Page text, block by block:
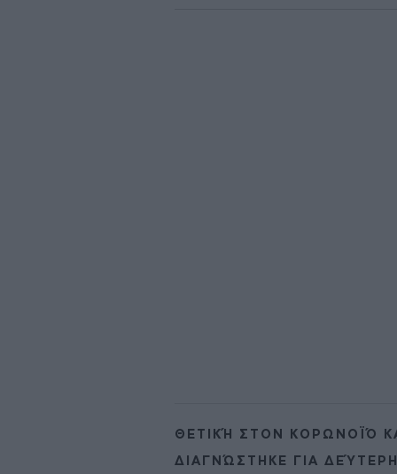
ΘΕΤΙΚΉ ΣΤΟΝ ΚΟΡΩΝΟΪΌ
ΔΙΑΓΝΏΣΤΗΚΕ ΓΙΑ